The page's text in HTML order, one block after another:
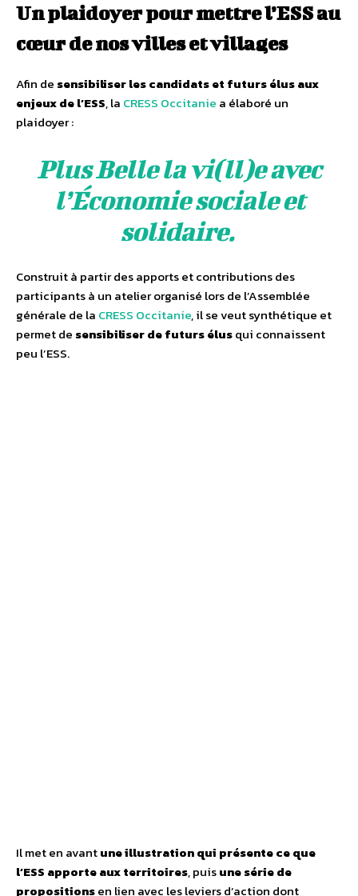
Un plaidoyer pour mettre l’ESS au
cœur de nos villes et villages
Afin de sensibiliser les candidats et futurs élus aux
enjeux de l’ESS, la CRESS Occitanie a élaboré un
plaidoyer :
Plus Belle la vi(ll)e avec
l’Économie sociale et
solidaire.
Construit à partir des apports et contributions des
participants à un atelier organisé lors de l’Assemblée
générale de la CRESS Occitanie, il se veut synthétique et
permet de sensibiliser de futurs élusqui connaissent
peu l’ESS.
Il met en avantune illustration qui présente ce que
l’ESS apporte aux territoires, puisune série de
propositionsen lien avec les leviers d’action dont